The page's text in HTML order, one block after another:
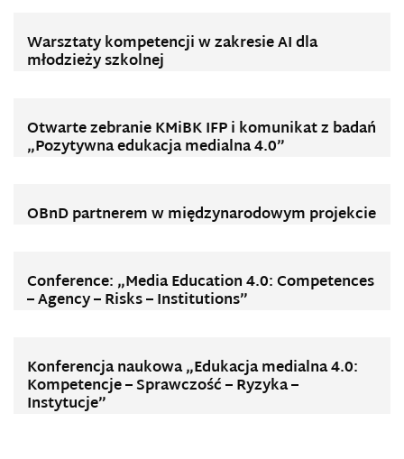
Warsztaty kompetencji w zakresie AI dla
młodzieży szkolnej
Otwarte zebranie KMiBK IFP i komunikat z badań
„Pozytywna edukacja medialna 4.0”
OBnD partnerem w międzynarodowym projekcie
Conference: „Media Education 4.0: Competences
– Agency – Risks – Institutions”
Konferencja naukowa „Edukacja medialna 4.0:
Kompetencje – Sprawczość – Ryzyka –
Instytucje”